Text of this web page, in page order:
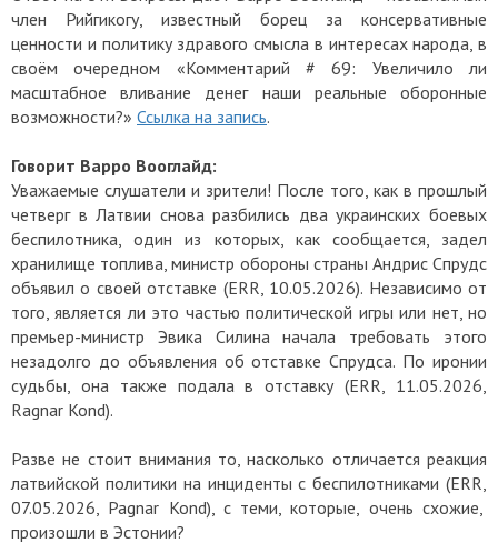
член Рийгикогу, известный борец за консервативные
ценности и политику здравого смысла в интересах народа, в
своём очередном «Комментарий # 69: Увеличило ли
масштабное вливание денег наши реальные оборонные
возможности?» Ссылка на запись.
Говорит Варро Вооглайд:
Уважаемые слушатели и зрители! После того, как в прошлый
четверг в Латвии снова разбились два украинских боевых
беспилотника, один из которых, как сообщается, задел
хранилище топлива, министр обороны страны Андрис Спрудс
объявил о своей отставке (ERR, 10.05.2026). Независимо от
того, является ли это частью политической игры или нет, но
премьер-министр Эвика Силина начала требовать этого
незадолго до объявления об отставке Спрудса. По иронии
судьбы, она также подала в отставку (ERR, 11.05.2026,
Ragnar Kond).
Разве не стоит внимания то, насколько отличается реакция
латвийской политики на инциденты с беспилотниками (ERR,
07.05.2026, Раgnar Коnd), с теми, которые, очень схожие,
произошли в Эстонии?